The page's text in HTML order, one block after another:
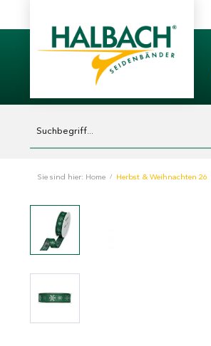
Sie sind hier: Home / Herbst & Weihnachten 26